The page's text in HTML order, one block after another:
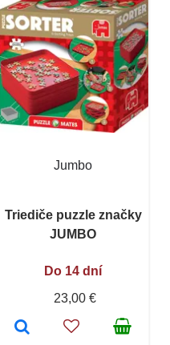
Jumbo
Triediče puzzle značky
JUMBO
Do 14 dní
23,00 €